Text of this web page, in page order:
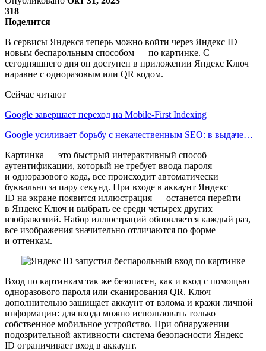
318
Поделится
В сервисы Яндекса теперь можно войти через Яндекс ID
новым беспарольным способом — по картинке. С
сегодняшнего дня он доступен в приложении Яндекс Ключ
наравне с одноразовым или QR кодом.
Сейчас читают
Google завершает переход на Mobile-First Indexing
Google усиливает борьбу с некачественным SEO: в выдаче…
Картинка — это быстрый интерактивный способ
аутентификации, который не требует ввода пароля
и одноразового кода, все происходит автоматически
буквально за пару секунд. При входе в аккаунт Яндекс
ID на экране появится иллюстрация — останется перейти
в Яндекс Ключ и выбрать ее среди четырех других
изображений. Набор иллюстраций обновляется каждый раз,
все изображения значительно отличаются по форме
и оттенкам.
Вход по картинкам так же безопасен, как и вход с помощью
одноразового пароля или сканирования QR. Ключ
дополнительно защищает аккаунт от взлома и кражи личной
информации: для входа можно использовать только
собственное мобильное устройство. При обнаружении
подозрительной активности система безопасности Яндекс
ID ограничивает вход в аккаунт.